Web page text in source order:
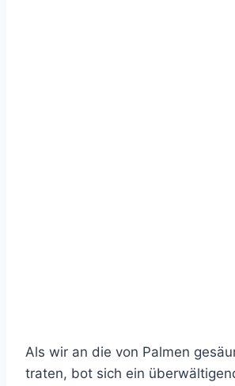
Als wir an die von Palmen
traten, bot sich ein